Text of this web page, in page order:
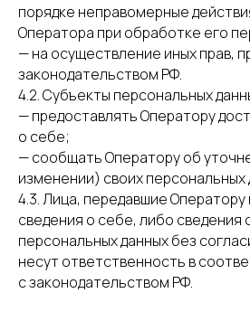
порядке неправомерные
Оператора при обработке его
— на осуществление иных прав,
законодательством РФ.
4.2. Субъекты персональных
— предоставлять Оператору
о себе;
— сообщать Оператору об
изменении) своих персональных
4.3. Лица, передавшие
сведения о себе, либо сведения
персональных данных без
несут ответственность в
с законодательством РФ.